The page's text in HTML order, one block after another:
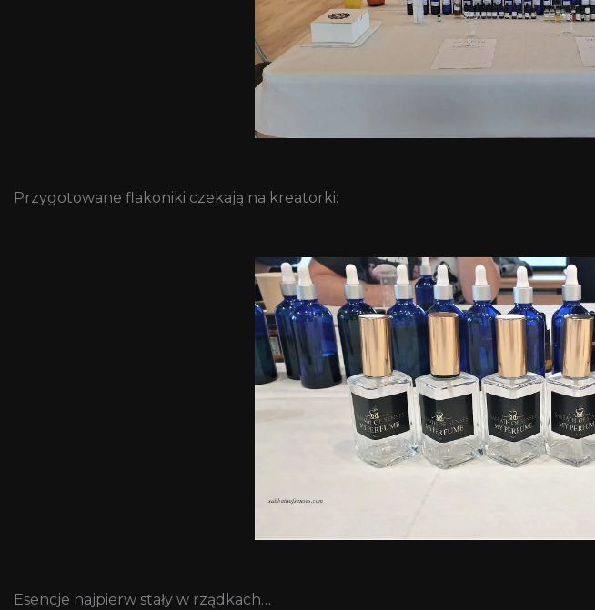
Przygotowane flakoniki czekają na kreatorki:
Esencje najpierw stały w rządkach…